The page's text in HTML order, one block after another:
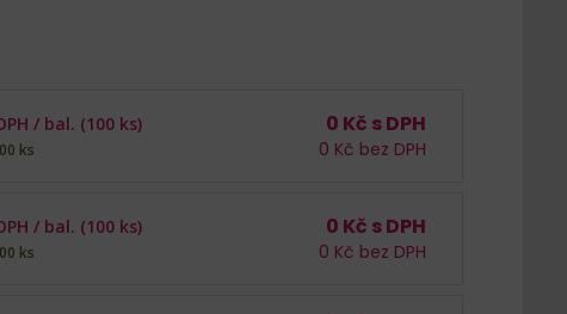
/ bal. (100 ks)
ks
0 Kč s DPH
0 Kč bez DPH
/ bal. (100 ks)
ks
0 Kč s DPH
0 Kč bez DPH